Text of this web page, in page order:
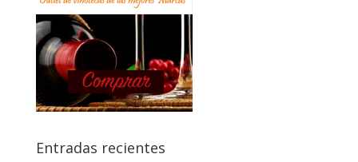
Entradas recientes